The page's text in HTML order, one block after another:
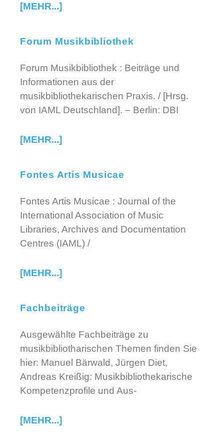
[MEHR...]
Forum Musikbibliothek
Forum Musikbibliothek : Beiträge und
Informationen aus der
musikbibliothekarischen Praxis. / [Hrsg.
von IAML Deutschland]. – Berlin: DBI
[MEHR...]
Fontes Artis Musicae
Fontes Artis Musicae : Journal of the
International Association of Music
Libraries, Archives and Documentation
Centres (IAML) /
[MEHR...]
Fachbeiträge
Ausgewählte Fachbeiträge zu
musikbibliotharischen Themen finden Sie
hier: Manuel Bärwald, Jürgen Diet,
Andreas Kreißig: Musikbibliothekarische
Kompetenzprofile und Aus-
[MEHR...]